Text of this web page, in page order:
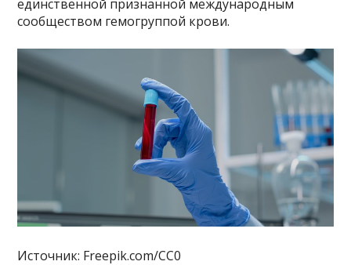
единственной признанной международным
сообществом гемогруппой крови.
Источник: Freepik.com/CC0